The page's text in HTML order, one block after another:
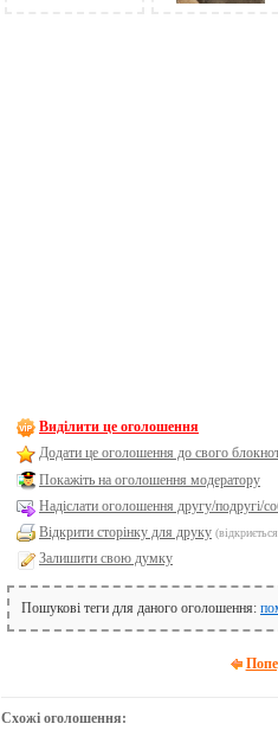
Виділити це оголошення
Додати це оголошення до свого
Покажіть на оголошення модератору
Надіслати оголошення другу/подругі/
Відкрити сторінку для друку
Залишити свою думку
Пошукові теги для даного оголошення:
Схожі оголошення: